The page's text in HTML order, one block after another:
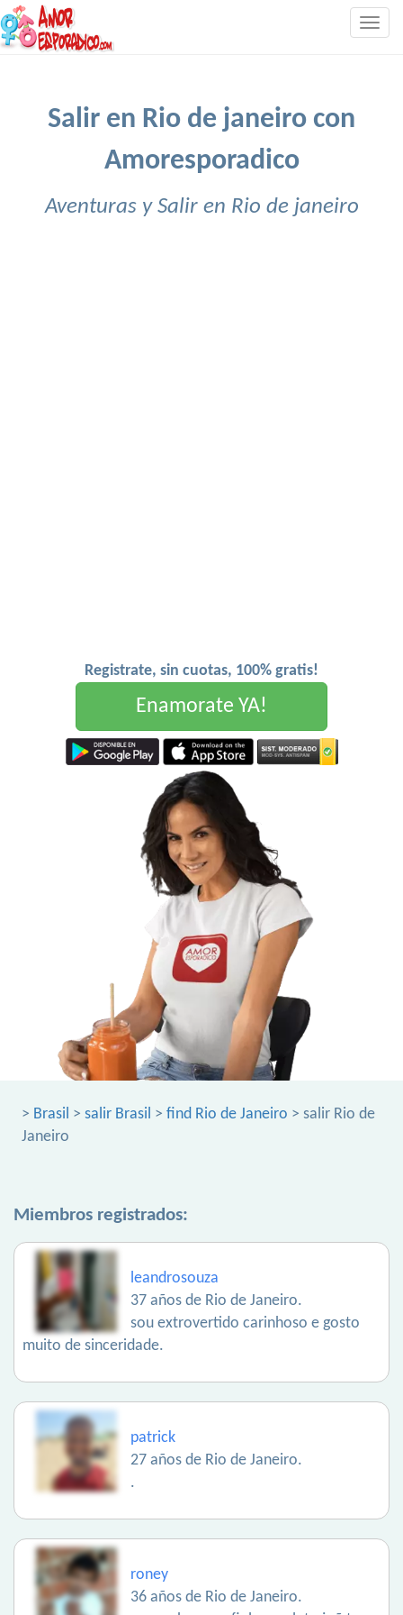
Salir en Rio de janeiro con
Amoresporadico
Aventuras y Salir en Rio de janeiro
Registrate, sin cuotas, 100% gratis!
Enamorate YA!
> Brasil > salir Brasil > find Rio de Janeiro > salir Rio de
Janeiro
Miembros registrados:
leandrosouza
37 años de Rio de Janeiro.
sou extrovertido carinhoso e gosto
muito de sinceridade.
patrick
27 años de Rio de Janeiro.
.
roney
36 años de Rio de Janeiro.